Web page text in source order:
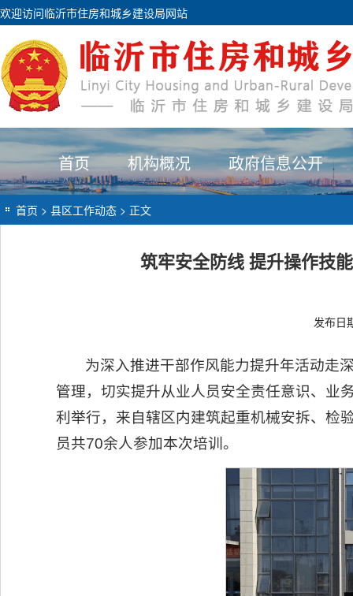
欢迎访问临沂市住房和城乡建设局网站
首页 机构概况 政府信息公开
首页 > 县区工作动态 > 正文
筑牢安全防线 提升操作技
发布日
为深入推进干部作风能力提升年活动走
管理，切实提升从业人员安全责任意识、业
利举行，来自辖区内建筑起重机械安拆、检
员共70余人参加本次培训。